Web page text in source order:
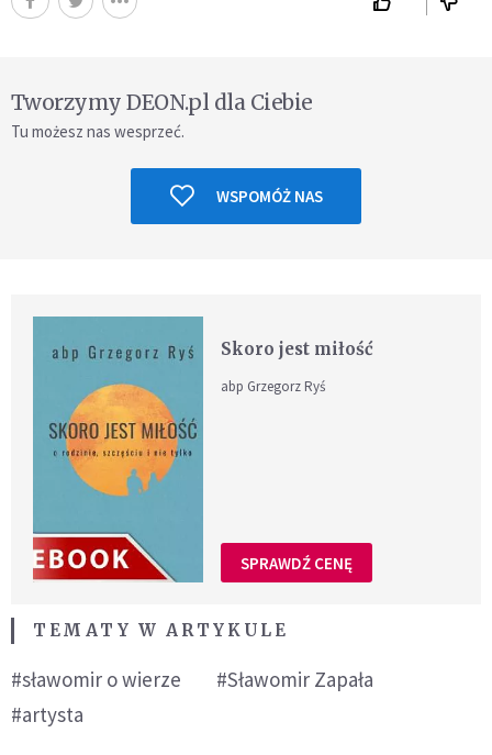
Tworzymy DEON.pl dla Ciebie
Tu możesz nas wesprzeć.
WSPOMÓŻ NAS
Skoro jest miłość
abp Grzegorz Ryś
SPRAWDŹ CENĘ
TEMATY W ARTYKULE
#sławomir o wierze
#Sławomir Zapała
#artysta